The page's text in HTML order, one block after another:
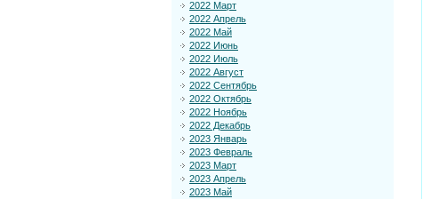
2022 Март
2022 Апрель
2022 Май
2022 Июнь
2022 Июль
2022 Август
2022 Сентябрь
2022 Октябрь
2022 Ноябрь
2022 Декабрь
2023 Январь
2023 Февраль
2023 Март
2023 Апрель
2023 Май